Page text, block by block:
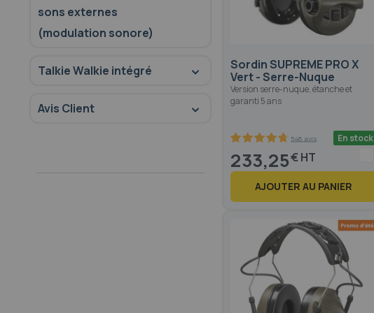
Sordin SUPREME PRO X
Vert - Serre-Nuque
Version serre-nuque, étanche et
garanti 5 ans
546 avis En stock
233,25€
AJOUTER AU PANIER
sons externes
(modulation sonore)
Talkie Walkie intégré
Avis Client